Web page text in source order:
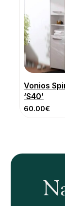
Vonios
‘S40’
60.00€